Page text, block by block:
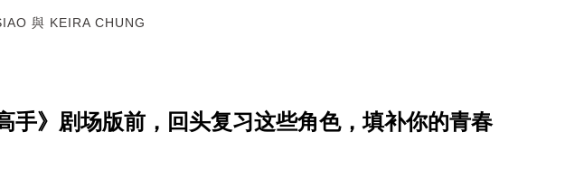
與 KEIRA CHUNG
手》剧场版前，回头复习这些角色，填补你的青春